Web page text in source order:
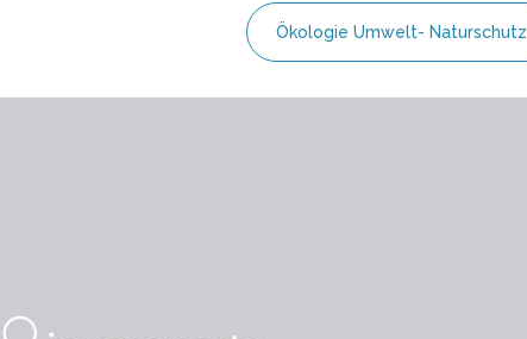
Ökologie Umwelt- Naturschutz